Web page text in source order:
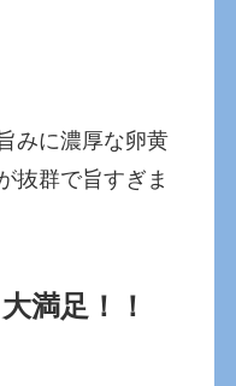
みに濃厚な卵黄
抜群で旨すぎま
満足！！